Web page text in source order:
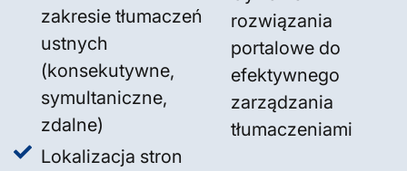
zakresie tłumaczeń
ustnych
(konsekutywne,
symultaniczne,
zdalne)
Lokalizacja stron
rozwiązania
portalowe do
efektywnego
zarządzania
tłumaczeniami